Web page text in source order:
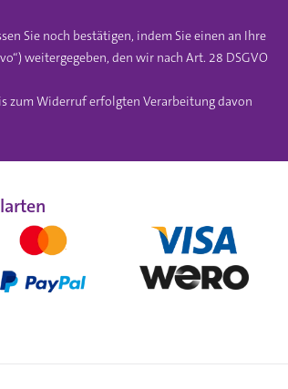
Sie noch bestätigen, indem Sie einen an Ihre
weitergegeben, den wir nach Art. 28 DSGVO
zum Widerruf erfolgten Verarbeitung davon